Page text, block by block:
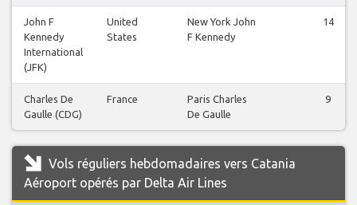
John F
Kennedy
International
(JFK)
United
States
New York John
F Kennedy
14
Charles De
Gaulle (CDG)
France
Paris Charles
De Gaulle
9
Vols réguliers hebdomadaires vers Catania
Aéroport opérés par Delta Air Lines